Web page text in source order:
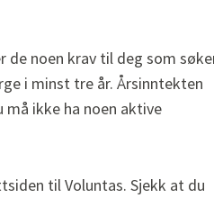
de noen krav til deg som
i minst tre år. Årsinntekten
må ikke ha noen aktive
til Voluntas. Sjekk at du